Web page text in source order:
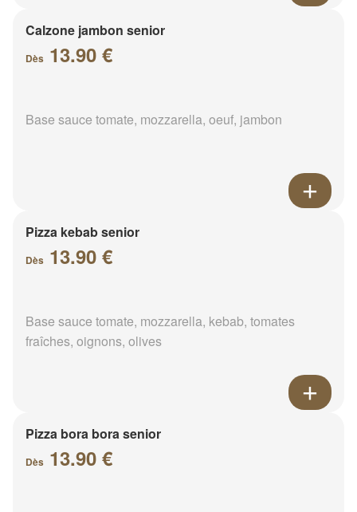
Calzone jambon senior
Dès 13.90 €
Base sauce tomate, mozzarella, oeuf, jambon
Pizza kebab senior
Dès 13.90 €
Base sauce tomate, mozzarella, kebab, tomates
fraîches, oignons, olives
Pizza bora bora senior
Dès 13.90 €